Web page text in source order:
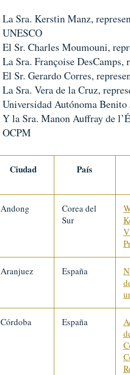
La Sra. Kerstin Manz,
UNESCO
El Sr. Charles Moumouni,
La Sra. Françoise
El Sr. Gerardo Corres,
La Sra. Vera de la Cruz,
Universidad Autónoma
Y la Sra. Manon Auffray de
OCPM
Ciudad País
Andong
Corea del
Sur
Aranjuez España
Córdoba España